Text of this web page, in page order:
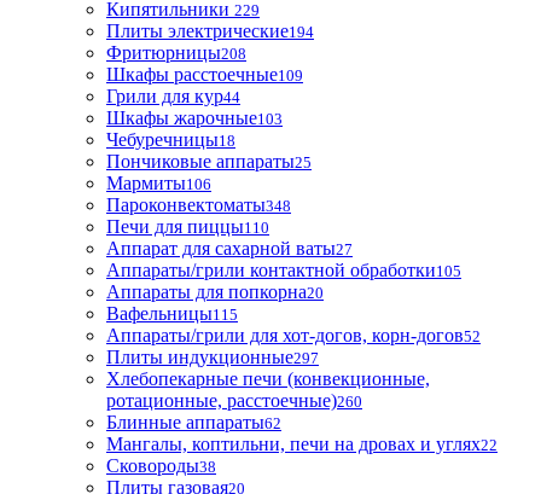
Кипятильники 229
Плиты электрические194
Фритюрницы208
Шкафы расстоечные109
Грили для кур44
Шкафы жарочные103
Чебуречницы18
Пончиковые аппараты25
Мармиты106
Пароконвектоматы348
Печи для пиццы110
Аппарат для сахарной ваты27
Аппараты/грили контактной обработки105
Аппараты для попкорна20
Вафельницы115
Аппараты/грили для хот-догов, корн-догов52
Плиты индукционные297
Хлебопекарные печи (конвекционные,
ротационные, расстоечные)260
Блинные аппараты62
Мангалы, коптильни, печи на дровах и углях22
Сковороды38
Плиты газовая20